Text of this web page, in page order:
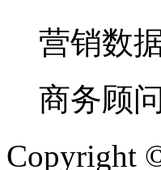
营销数
商务顾
Copyright